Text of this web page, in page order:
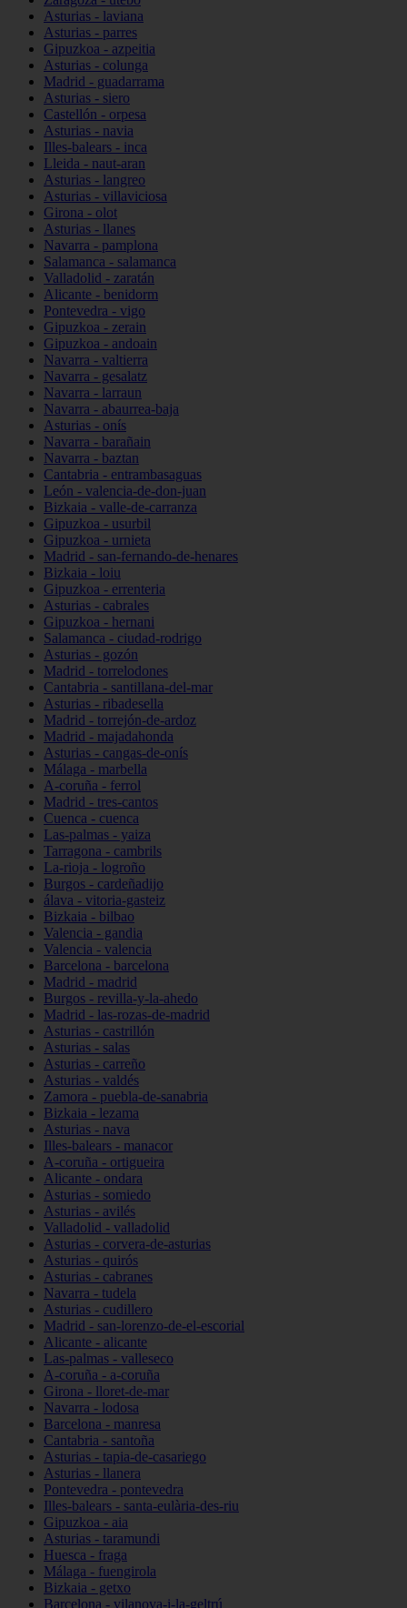
Asturias - laviana
Asturias - parres
Gipuzkoa - azpeitia
Asturias - colunga
Madrid - guadarrama
Asturias - siero
Castellón - orpesa
Asturias - navia
Illes-balears - inca
Lleida - naut-aran
Asturias - langreo
Asturias - villaviciosa
Girona - olot
Asturias - llanes
Navarra - pamplona
Salamanca - salamanca
Valladolid - zaratán
Alicante - benidorm
Pontevedra - vigo
Gipuzkoa - zerain
Gipuzkoa - andoain
Navarra - valtierra
Navarra - gesalatz
Navarra - larraun
Navarra - abaurrea-baja
Asturias - onís
Navarra - barañain
Navarra - baztan
Cantabria - entrambasaguas
León - valencia-de-don-juan
Bizkaia - valle-de-carranza
Gipuzkoa - usurbil
Gipuzkoa - urnieta
Madrid - san-fernando-de-henares
Bizkaia - loiu
Gipuzkoa - errenteria
Asturias - cabrales
Gipuzkoa - hernani
Salamanca - ciudad-rodrigo
Asturias - gozón
Madrid - torrelodones
Cantabria - santillana-del-mar
Asturias - ribadesella
Madrid - torrejón-de-ardoz
Madrid - majadahonda
Asturias - cangas-de-onís
Málaga - marbella
A-coruña - ferrol
Madrid - tres-cantos
Cuenca - cuenca
Las-palmas - yaiza
Tarragona - cambrils
La-rioja - logroño
Burgos - cardeñadijo
álava - vitoria-gasteiz
Bizkaia - bilbao
Valencia - gandia
Valencia - valencia
Barcelona - barcelona
Madrid - madrid
Burgos - revilla-y-la-ahedo
Madrid - las-rozas-de-madrid
Asturias - castrillón
Asturias - salas
Asturias - carreño
Asturias - valdés
Zamora - puebla-de-sanabria
Bizkaia - lezama
Asturias - nava
Illes-balears - manacor
A-coruña - ortigueira
Alicante - ondara
Asturias - somiedo
Asturias - avilés
Valladolid - valladolid
Asturias - corvera-de-asturias
Asturias - quirós
Asturias - cabranes
Navarra - tudela
Asturias - cudillero
Madrid - san-lorenzo-de-el-escorial
Alicante - alicante
Las-palmas - valleseco
A-coruña - a-coruña
Girona - lloret-de-mar
Navarra - lodosa
Barcelona - manresa
Cantabria - santoña
Asturias - tapia-de-casariego
Asturias - llanera
Pontevedra - pontevedra
Illes-balears - santa-eulària-des-riu
Gipuzkoa - aia
Asturias - taramundi
Huesca - fraga
Málaga - fuengirola
Bizkaia - getxo
Barcelona - vilanova-i-la-geltrú